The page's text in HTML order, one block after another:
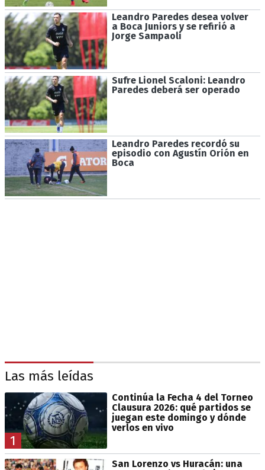
Leandro Paredes desea volver
a Boca Juniors y se refirió a
Jorge Sampaoli
Sufre Lionel Scaloni: Leandro
Paredes deberá ser operado
Leandro Paredes recordó su
episodio con Agustín Orión en
Boca
Las más leídas
1
Continúa la Fecha 4 del Torneo
Clausura 2026: qué partidos se
juegan este domingo y dónde
verlos en vivo
San Lorenzo vs Huracán: una